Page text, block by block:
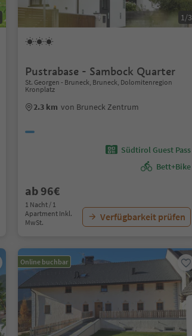
1/3
Pustrabase - Sambock Quarter
St. Georgen - Bruneck, Bruneck, Dolomitenregion
Kronplatz
2.3 km von Bruneck Zentrum
Südtirol Guest Pass
Bett+Bike
ab 96€
1 Nacht / 1
Apartment Inkl.
MwSt.
Verfügbarkeit prüfen
Online buchbar